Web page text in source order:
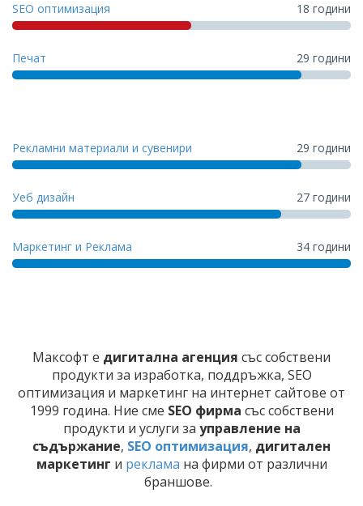
SEO оптимизация 18 години
Печат 29 години
Рекламни материали и сувенири 29 години
Уеб дизайн 27 години
Маркетинг и Реклама 34 години
Максофт е дигитална агенция със собствени
продукти за изработка, поддръжка, SEO
оптимизация и маркетинг на интернет сайтове от
1999 година. Ние сме SEO фирма със собствени
продукти и услуги за управление на
съдържание, SEO оптимизация, дигитален
маркетинг и реклама на фирми от различни
браншове.